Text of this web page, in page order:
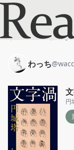
わっち"
ホーム わっち
わっち@
円